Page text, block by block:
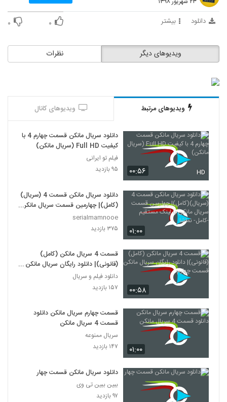
دانلود بیشتر ۰ ۰
نظرات ویدیوهای دیگر
ویدیوهای مرتبط ویدیوهای کانال
۰۰:۵۶ HD
دانلود سریال مانکن قسمت چهارم 4 با
کیفیت Full HD (سریال مانکن)
فیلم تو ایرانی
۹۵ بازدید
۰۱:۰۰
دانلود سریال مانکن قسمت 4 (سریال)
(کامل)| چهارمین قسمت سریال مانکن
با لینک مستقیم -کامل- نماشا
serialmamnooe
۳۷۵ بازدید
۰۰:۵۸
قسمت 4 سریال مانکن (کامل)
(قانونی)| دانلود رایگان سریال مانکن
قسمت چهارم
دانلود فیلم و سریال
۱۵۷ بازدید
۰۱:۰۰
قسمت چهارم سریال مانکن دانلود
قسمت 4 سریال مانکن
سریال ممنوعه
۱۴۷ بازدید
دانلود سریال مانکن قسمت چهار
ببین ببین تی وی
۹۷ بازدید